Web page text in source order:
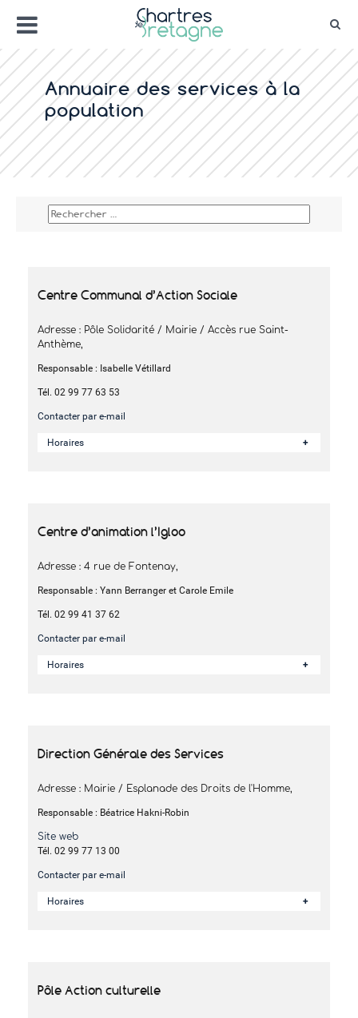
contenu
Menu
Bienvenue sur le site de la ville de
Ville Zéro phyto / 4 fleurs
Annuaire des services à la
population
Centre Communal d’Action Sociale
Adresse : Pôle Solidarité / Mairie / Accès rue Saint-
Anthème,
Responsable : Isabelle Vétillard
Tél. 02 99 77 63 53
Contacter par e-mail
Horaires
Centre d’animation l’Igloo
Adresse : 4 rue de Fontenay,
Responsable : Yann Berranger et Carole Emile
Tél. 02 99 41 37 62
Contacter par e-mail
Horaires
Direction Générale des Services
Adresse : Mairie / Esplanade des Droits de l'Homme,
Responsable : Béatrice Hakni-Robin
Site web
Tél. 02 99 77 13 00
Contacter par e-mail
Horaires
Pôle Action culturelle